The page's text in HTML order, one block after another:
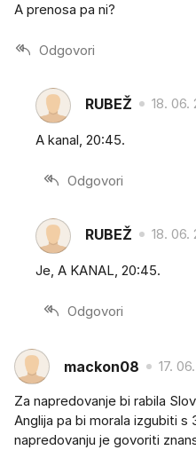
A prenosa pa ni?
Odgovori
RUBEŽ 18. 06.
A kanal, 20:45.
Odgovori
RUBEŽ 18. 06.
Je, A KANAL, 20:45.
Odgovori
mackon08 17.
Za napredovanje bi rabila
Anglija pa bi morala izgubiti s
napredovanju je govoriti